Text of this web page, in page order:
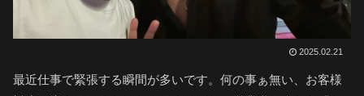
2025.02.21
最近仕事で緊張する瞬間が多いです。何の事ぁ無い、お客様